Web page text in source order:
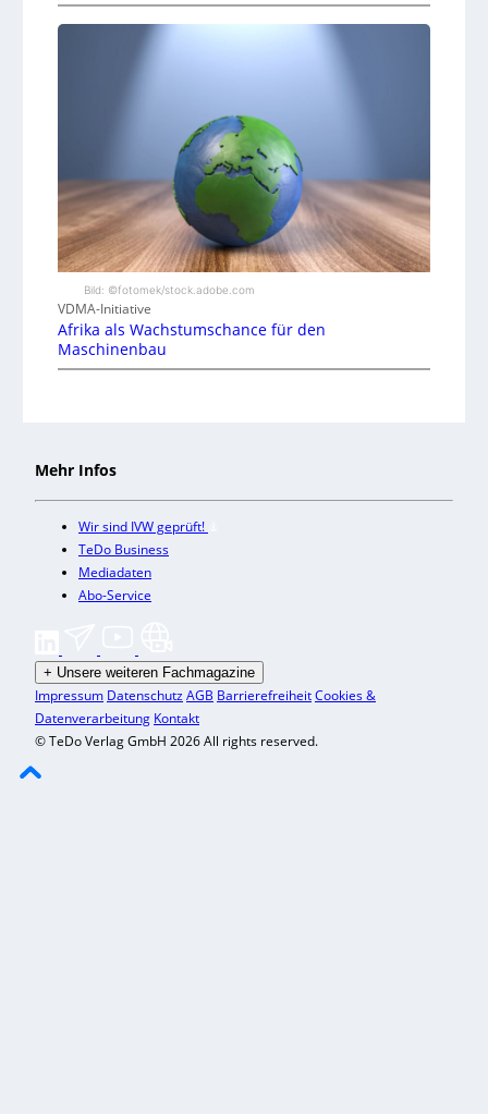
Bild: ©fotomek/stock.adobe.com
VDMA-Initiative
Afrika als Wachstumschance für den
Maschinenbau
Mehr Infos
Wir sind IVW geprüft!
TeDo Business
Mediadaten
Abo-Service
+ Unsere weiteren Fachmagazine
Impressum DatenschutzAGB BarrierefreiheitCookies &
Datenverarbeitung Kontakt
© TeDo Verlag GmbH 2026 All rights reserved.